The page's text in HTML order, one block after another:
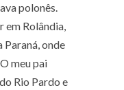
polonês.
em Rolândia,
Paraná, onde
meu pai
Rio Pardo e